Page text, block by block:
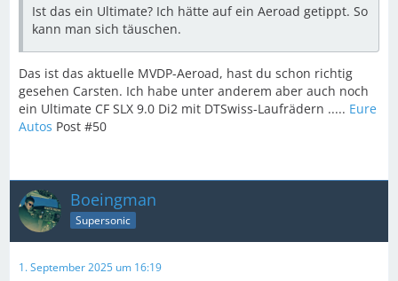
Ist das ein Ultimate? Ich hätte auf ein Aeroad getippt. So
kann man sich täuschen.
Das ist das aktuelle MVDP-Aeroad, hast du schon richtig
gesehen Carsten. Ich habe unter anderem aber auch noch
ein Ultimate CF SLX 9.0 Di2 mit DTSwiss-Laufrädern ..... Eure
Autos Post #50
Boeingman
Supersonic
1. September 2025 um 16:19